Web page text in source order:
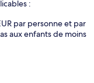
:
par personne et par
aux enfants de moins